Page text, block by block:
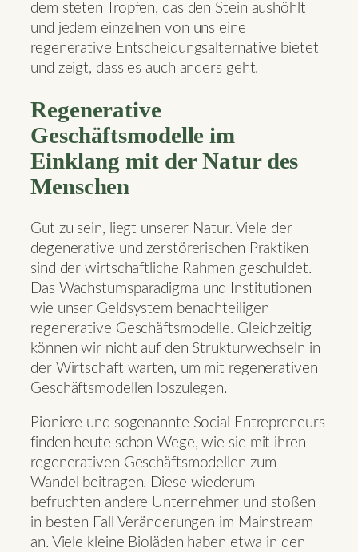
dem steten Tropfen, das den Stein aushöhlt
und jedem einzelnen von uns eine
regenerative Entscheidungsalternative bietet
und zeigt, dass es auch anders geht.
Regenerative
Geschäftsmodelle im
Einklang mit der Natur des
Menschen
Gut zu sein, liegt unserer Natur. Viele der
degenerative und zerstörerischen Praktiken
sind der wirtschaftliche Rahmen geschuldet.
Das Wachstumsparadigma und Institutionen
wie unser Geldsystem benachteiligen
regenerative Geschäftsmodelle. Gleichzeitig
können wir nicht auf den Strukturwechseln in
der Wirtschaft warten, um mit regenerativen
Geschäftsmodellen loszulegen.
Pioniere und sogenannte Social Entrepreneurs
finden heute schon Wege, wie sie mit ihren
regenerativen Geschäftsmodellen zum
Wandel beitragen. Diese wiederum
befruchten andere Unternehmer und stoßen
in besten Fall Veränderungen im Mainstream
an. Viele kleine Bioläden haben etwa in den